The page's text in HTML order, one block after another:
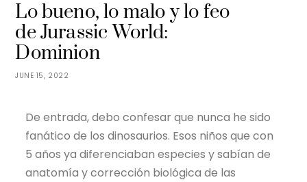
JUNE 15, 2022
Lo bueno, lo malo y lo feo
de Jurassic World:
Dominion
De entrada, debo confesar que nunca he sido
fanático de los dinosaurios. Esos niños que con
5 años ya diferenciaban especies y sabían de
anatomía y corrección biológica de las